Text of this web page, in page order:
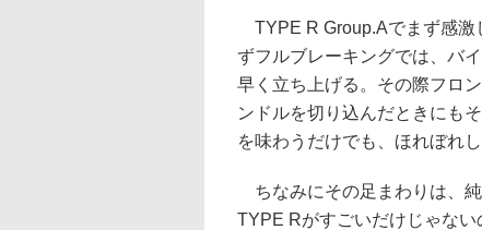
TYPE R Group.Aでまず感激
ずフルブレーキングでは、バ
早く立ち上げる。その際フロ
ンドルを切り込んだときにも
を味わうだけでも、ほれぼれし
ちなみにその足まわりは、純
TYPE Rがすごいだけじゃな